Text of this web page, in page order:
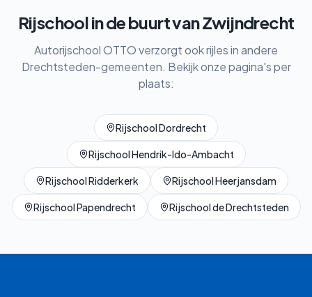
Rijschool in de buurt vanZwijndrecht
Autorijschool OTTO verzorgt ook rijles in andere
Drechtsteden-gemeenten. Bekijk onze pagina's per
plaats:
RijschoolDordrecht
RijschoolHendrik-Ido-Ambacht
RijschoolRidderkerk RijschoolHeerjansdam
RijschoolPapendrecht Rijschoolde Drechtsteden